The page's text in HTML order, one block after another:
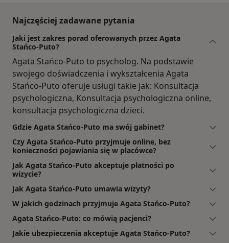
Najczęściej zadawane pytania
Jaki jest zakres porad oferowanych przez Agata
Stańco-Puto?
Agata Stańco-Puto to psycholog. Na podstawie
swojego doświadczenia i wykształcenia Agata
Stańco-Puto oferuje usługi takie jak: Konsultacja
psychologiczna, Konsultacja psychologiczna online,
konsultacja psychologiczna dzieci.
Gdzie Agata Stańco-Puto ma swój gabinet?
Czy Agata Stańco-Puto przyjmuje online, bez
konieczności pojawiania się w placówce?
Jak Agata Stańco-Puto akceptuje płatności po
wizycie?
Jak Agata Stańco-Puto umawia wizyty?
W jakich godzinach przyjmuje Agata Stańco-Puto?
Agata Stańco-Puto: co mówią pacjenci?
Jakie ubezpieczenia akceptuje Agata Stańco-Puto?